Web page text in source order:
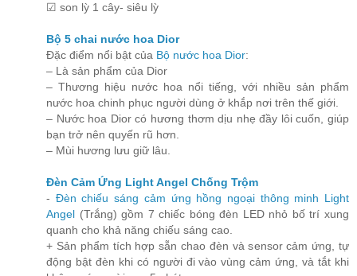
☑ son lỳ 1 cây- siêu lỳ
Bộ 5 chai nước hoa Dior
Đặc điểm nổi bật của Bộ nước hoa Dior:
– Là sản phẩm của Dior
– Thương hiệu nước hoa nổi tiếng, với nhiều sản phẩm
nước hoa chinh phục người dùng ở khắp nơi trên thế giới.
– Nước hoa Dior có hương thơm dịu nhẹ đầy lôi cuốn, giúp
bạn trở nên quyến rũ hơn.
– Mùi hương lưu giữ lâu.
Đèn Cảm Ứng Light Angel Chống Trộm
- Đèn chiếu sáng cảm ứng hồng ngoại thông minh Light
Angel (Trắng) gồm 7 chiếc bóng đèn LED nhỏ bố trí xung
quanh cho khả năng chiếu sáng cao.
+ Sản phẩm tích hợp sẵn chao đèn và sensor cảm ứng, tự
động bật đèn khi có người đi vào vùng cảm ứng, và tắt khi